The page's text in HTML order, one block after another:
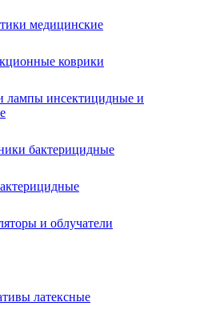
медицинские
коврики
лампы инсектицидные и
бактерицидные
и облучатели
латексные